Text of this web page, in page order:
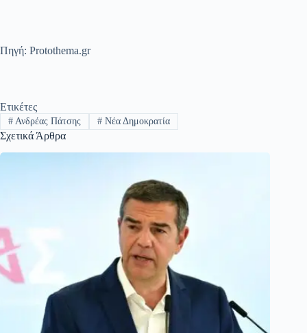
Πηγή: Protothema.gr
Ετικέτες
#Ανδρέας Πάτσης #Νέα Δημοκρατία
Σχετικά Άρθρα